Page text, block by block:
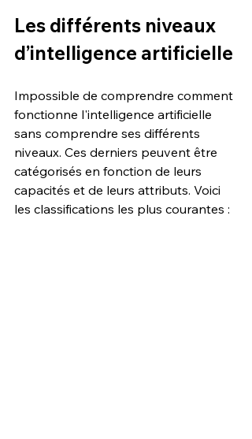
Les différents niveaux
d’intelligence artificielle
Impossible de comprendre comment
fonctionne l'intelligence artificielle
sans comprendre ses différents
niveaux. Ces derniers peuvent être
catégorisés en fonction de leurs
capacités et de leurs attributs. Voici
les classifications les plus courantes :